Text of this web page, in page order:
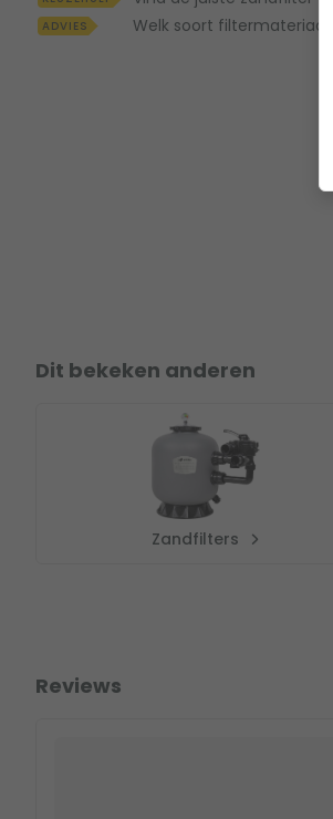
ADVIES Welk soort
Dit bekeken anderen
Zandfilters
Reviews